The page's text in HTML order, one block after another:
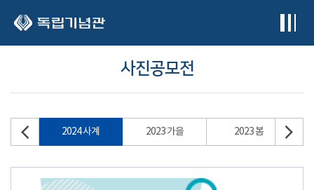
사진공모전
2024 사계 2023 가을 2023 봄